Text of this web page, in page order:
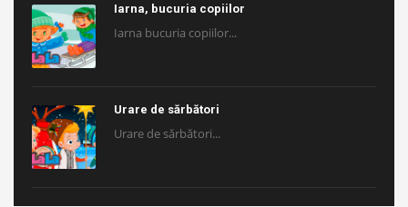
Iarna, bucuria copiilor
Iarna bucuria copiilor...
Urare de sărbători
Urare de sărbători...